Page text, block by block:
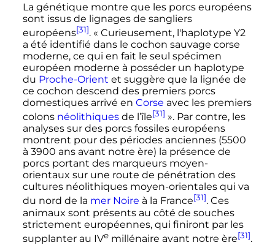
La génétique montre que les porcs européens
sont issus de lignages de sangliers
européens[31]. « Curieusement, l'haplotype Y2
a été identifié dans le cochon sauvage corse
moderne, ce qui en fait le seul spécimen
européen moderne à posséder un haplotype
du Proche-Orient et suggère que la lignée de
ce cochon descend des premiers porcs
domestiques arrivé en Corse avec les premiers
colons néolithiquesde l’île[31] ». Par contre, les
analyses sur des porcs fossiles européens
montrent pour des périodes anciennes (5500
à 3900 ansavant notre ère) la présence de
porcs portant des marqueurs moyen-
orientaux sur une route de pénétration des
cultures néolithiques moyen-orientales qui va
du nord de la mer Noire à la France[31]. Ces
animaux sont présents au côté de souches
strictement européennes, qui finiront par les
supplanter au IVe millénaire avant notre ère[31].